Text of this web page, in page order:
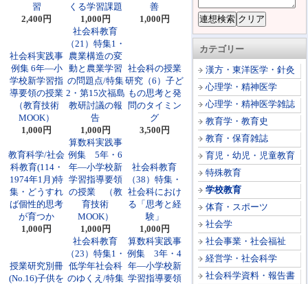
カテゴリー
漢方・東洋医学・針灸
心理学・精神医学
心理学・精神医学雑誌
教育学・教育史
教育・保育雑誌
育児・幼児・児童教育
特殊教育
学校教育
体育・スポーツ
社会学
社会事業・社会福祉
経営学・社会科学
社会科学資料・報告書
習
2,400円
くる学習課題
1,000円
善
1,000円
社会科実践事
例集 6年―小
学校新学習指
導要領の授業
（教育技術
MOOK）
1,000円
社会科教育
（21）特集1・
農業構造の変
動と農業学習
の問題点/特集
2・第15次福島
教研討議の報
告
1,000円
社会科の授業
研究（6）子ど
もの思考と発
問のタイミン
グ
3,500円
教育科学/社会
科教育(114・
1974年1月)特
集・どうすれ
ば個性的思考
が育つか
1,000円
算数科実践事
例集 5年・6
年―小学校新
学習指導要領
の授業 （教
育技術
MOOK）
1,000円
社会科教育
（38）特集・
社会科におけ
る「思考と経
験」
1,000円
授業研究別冊
(No.16)子供を
社会科教育
（23）特集1・
低学年社会科
のゆくえ/特集
算数科実践事
例集 3年・4
年―小学校新
学習指導要領